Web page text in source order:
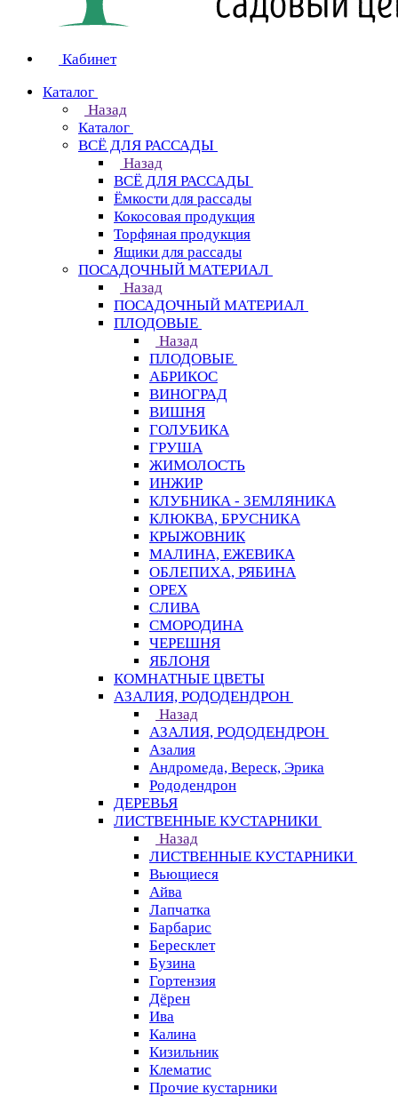
Кабинет
Каталог
Назад
Каталог
ВСЁ ДЛЯ РАССАДЫ
Назад
ВСЁ ДЛЯ РАССАДЫ
Ёмкости для рассады
Кокосовая продукция
Торфяная продукция
Ящики для рассады
ПОСАДОЧНЫЙ МАТЕРИАЛ
Назад
ПОСАДОЧНЫЙ МАТЕРИАЛ
ПЛОДОВЫЕ
Назад
ПЛОДОВЫЕ
АБРИКОС
ВИНОГРАД
ВИШНЯ
ГОЛУБИКА
ГРУША
ЖИМОЛОСТЬ
ИНЖИР
КЛУБНИКА - ЗЕМЛЯНИКА
КЛЮКВА, БРУСНИКА
КРЫЖОВНИК
МАЛИНА, ЕЖЕВИКА
ОБЛЕПИХА, РЯБИНА
ОРЕХ
СЛИВА
СМОРОДИНА
ЧЕРЕШНЯ
ЯБЛОНЯ
КОМНАТНЫЕ ЦВЕТЫ
АЗАЛИЯ, РОДОДЕНДРОН
Назад
АЗАЛИЯ, РОДОДЕНДРОН
Азалия
Андромеда, Вереск, Эрика
Рододендрон
ДЕРЕВЬЯ
ЛИСТВЕННЫЕ КУСТАРНИКИ
Назад
ЛИСТВЕННЫЕ КУСТАРНИКИ
Вьющиеся
Айва
Лапчатка
Барбарис
Бересклет
Бузина
Гортензия
Дёрен
Ива
Калина
Кизильник
Клематис
Прочие кустарники